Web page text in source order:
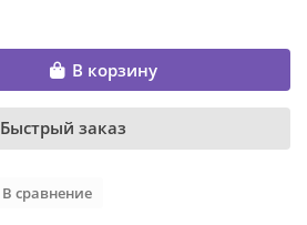
В корзину
Быстрый заказ
В сравнение